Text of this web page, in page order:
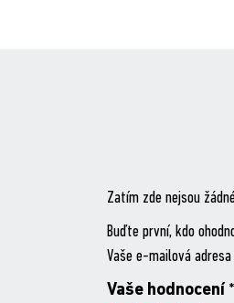
Zatím zde nejsou
Buďte první, kdo
Vaše e-mailová
Vaše hodnocení *